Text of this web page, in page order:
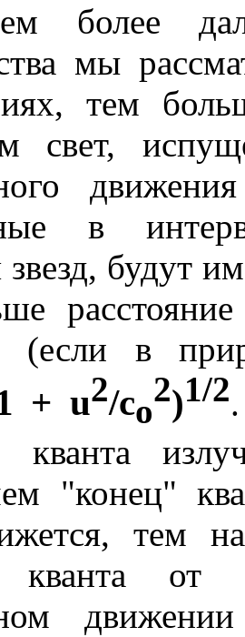
более
мы
тем
свет,
в
звезд, будут
(если в
+ u2/co
2)1/2
кванта
"конец"
тем
кванта от